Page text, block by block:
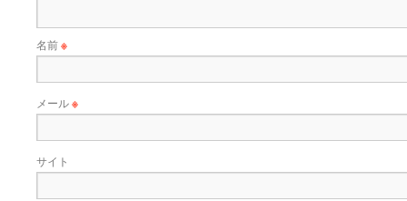
名前※
メール※
サイト